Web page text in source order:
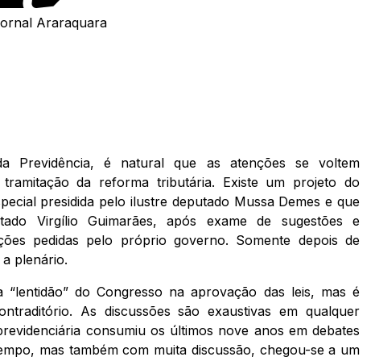
Araraquara
Previdência, é natural que as atenções se voltem
da reforma tributária. Existe um projeto do
presidida pelo ilustre deputado Mussa Demes e que
Virgílio Guimarães, após exame de sugestões e
pedidas pelo próprio governo. Somente depois de
plenário.
“lentidão” do Congresso na aprovação das leis, mas é
As discussões são exaustivas em qualquer
consumiu os últimos nove anos em debates
mas também com muita discussão, chegou-se a um